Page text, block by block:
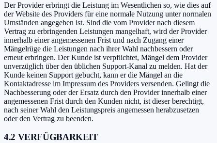
Der Provider erbringt die Leistung im Wesentlichen so, wie dies auf
der Website des Providers für eine normale Nutzung unter normalen
Umständen angegeben ist. Sind die vom Provider nach diesem
Vertrag zu erbringenden Leistungen mangelhaft, wird der Provider
innerhalb einer angemessenen Frist und nach Zugang einer
Mängelrüge die Leistungen nach ihrer Wahl nachbessern oder
erneut erbringen. Der Kunde ist verpflichtet, Mängel dem Provider
unverzüglich über den üblichen Support-Kanal zu melden. Hat der
Kunde keinen Support gebucht, kann er die Mängel an die
Kontaktadresse im Impressum des Providers versenden. Gelingt die
Nachbesserung oder der Ersatz durch den Provider innerhalb einer
angemessenen Frist durch den Kunden nicht, ist dieser berechtigt,
nach seiner Wahl den Leistungspreis angemessen herabzusetzen
oder den Vertrag zu beenden.
4.2 VERFÜGBARKEIT